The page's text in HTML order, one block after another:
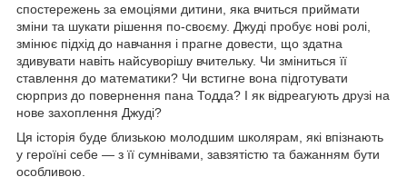
спостережень за емоціями дитини, яка вчиться приймати
зміни та шукати рішення по-своєму. Джуді пробує нові ролі,
змінює підхід до навчання і прагне довести, що здатна
здивувати навіть найсуворішу вчительку. Чи зміниться її
ставлення до математики? Чи встигне вона підготувати
сюрприз до повернення пана Тодда? І як відреагують друзі на
нове захоплення Джуді?
Ця історія буде близькою молодшим школярам, які впізнають
у героїні себе — з її сумнівами, завзятістю та бажанням бути
особливою.